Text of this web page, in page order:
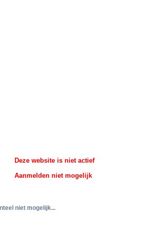
Deze website is niet actief
Aanmelden niet mogelijk
niet mogelijk...